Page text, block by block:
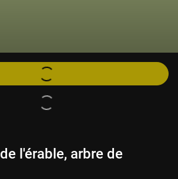
l'érable, arbre de